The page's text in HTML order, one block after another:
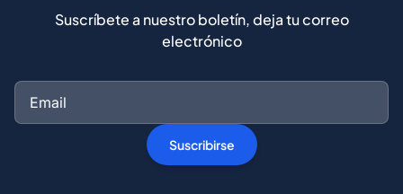
Suscríbete a nuestro boletín, deja tu correo
electrónico
Suscribirse